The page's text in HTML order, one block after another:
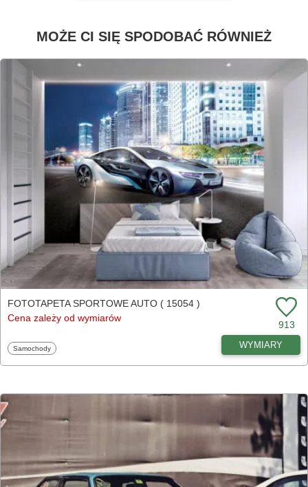
MOŻE CI SIĘ SPODOBAĆ RÓWNIEŻ
FOTOTAPETA SPORTOWE AUTO ( 15054 )
Cena zależy od wymiarów
913
Fototapety
Samochody WYMIARY